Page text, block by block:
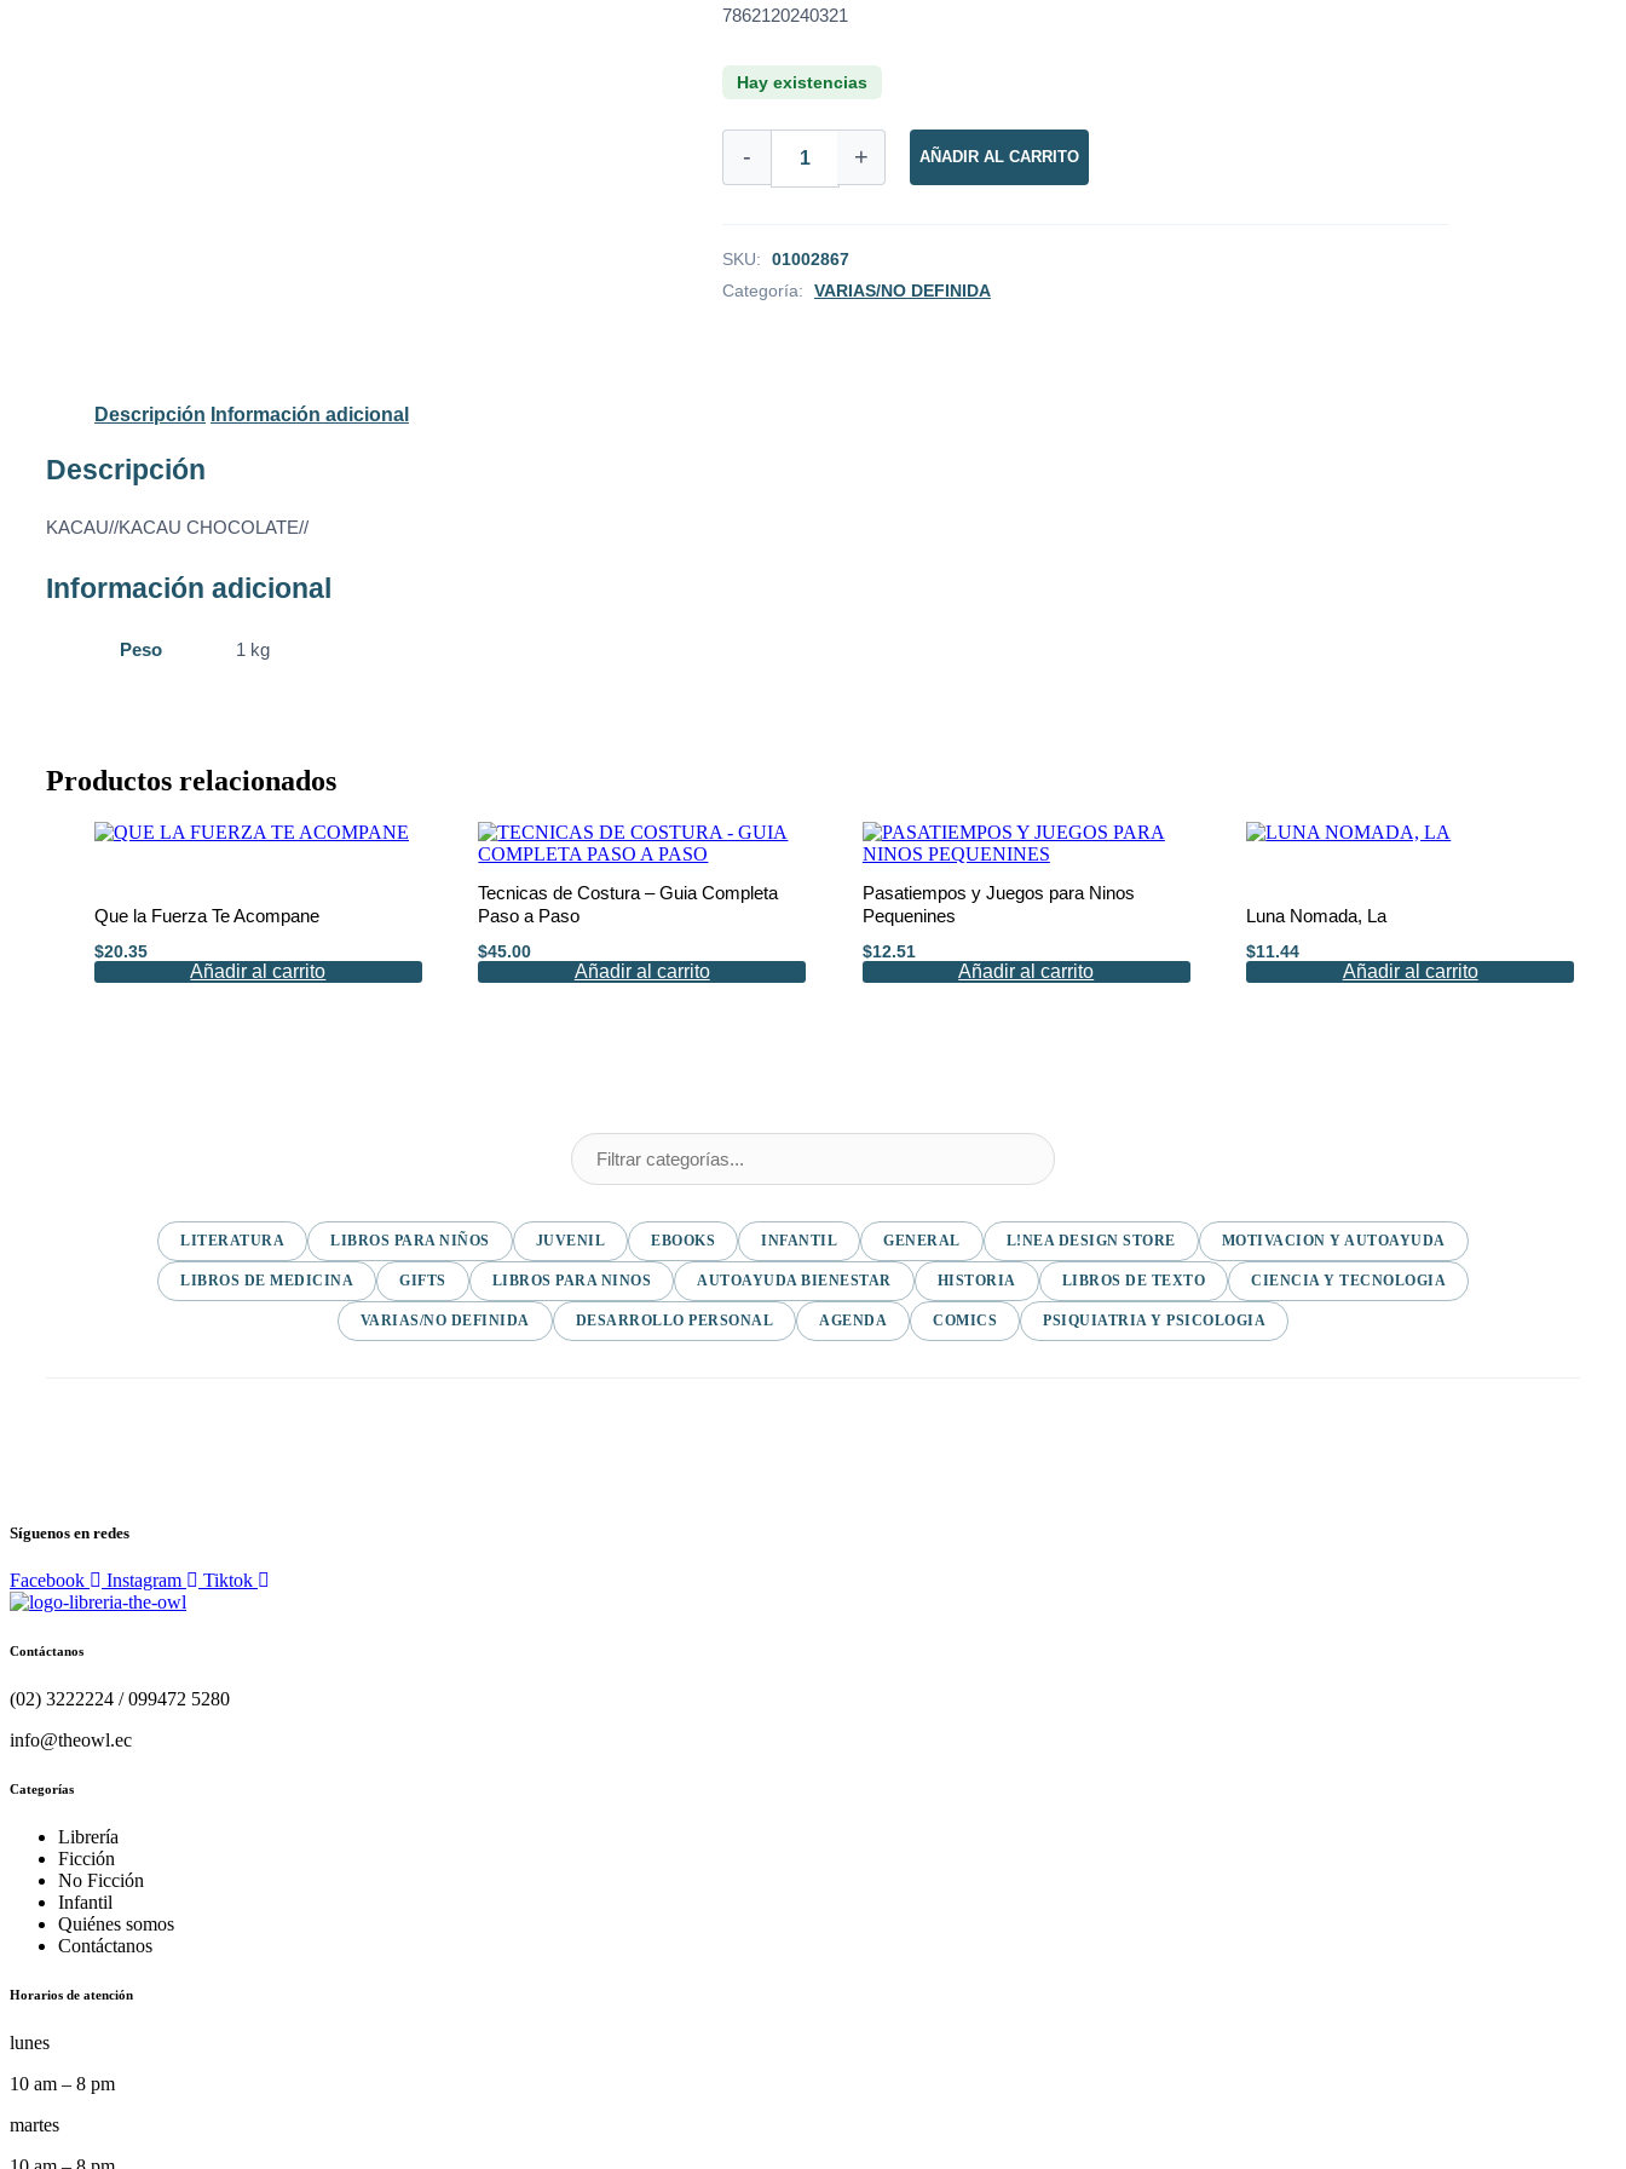
7862120240321
Hay existencias
-
74%
NARANJILLA
cantidad
+ AÑADIR AL CARRITO
SKU:
01002867
Categoría:
VARIAS/NO DEFINIDA
Descripción Información adicional
Descripción
KACAU//KACAU CHOCOLATE//
Información adicional
Peso 1 kg
Productos relacionados
Que la Fuerza Te Acompane
$20.35
Añadir al carrito
Tecnicas de Costura – Guia Completa
Paso a Paso
$45.00
Añadir al carrito
Pasatiempos y Juegos para Ninos
Pequenines
$12.51
Añadir al carrito
Luna Nomada, La
$11.44
Añadir al carrito
LITERATURA LIBROS PARA NIÑOS JUVENIL EBOOKS INFANTIL GENERAL L!NEA DESIGN STORE MOTIVACION Y AUTOAYUDA
LIBROS DE MEDICINA GIFTS LIBROS PARA NINOS AUTOAYUDA BIENESTAR HISTORIA LIBROS DE TEXTO CIENCIA Y TECNOLOGIA
VARIAS/NO DEFINIDA DESARROLLO PERSONAL AGENDA COMICS PSIQUIATRIA Y PSICOLOGIA
Síguenos en redes
Facebook Instagram Tiktok
Contáctanos
(02) 3222224 / 099472 5280
info@theowl.ec
Categorías
Librería
Ficción
No Ficción
Infantil
Quiénes somos
Contáctanos
Horarios de atención
lunes
10 am – 8 pm
martes